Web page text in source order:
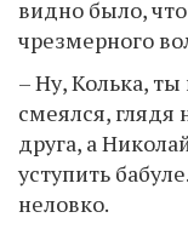
видно было, что
чрезмерного
– Ну, Колька,
смеялся, глядя
друга, а
уступить
неловко.